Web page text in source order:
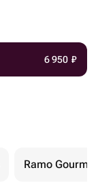
6 950 ₽
Ramo Gourmet